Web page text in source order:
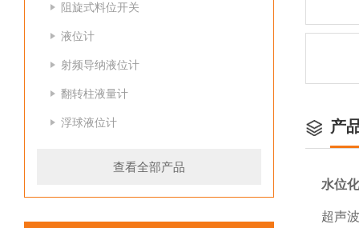
阻旋式料位开关
液位计
射频导纳液位计
翻转柱液量计
浮球液位计
查看全部产品
产
水位
超声